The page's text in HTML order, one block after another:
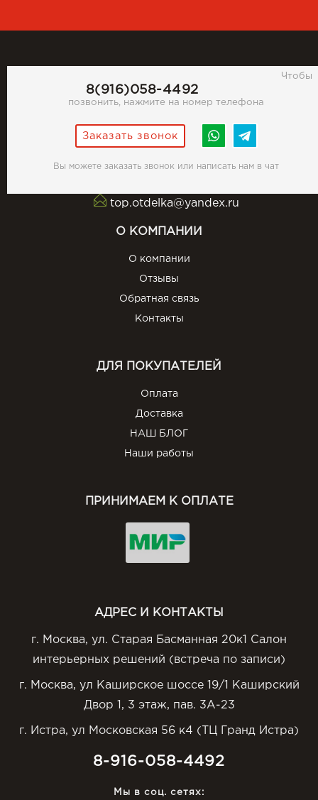
8(916)058-4492
Чтобы
позвонить, нажмите на номер телефона
Заказать звонок
Вы можете заказать звонок или написать нам в чат
top.otdelka@yandex.ru
О КОМПАНИИ
О компании
Отзывы
Обратная связь
Контакты
ДЛЯ ПОКУПАТЕЛЕЙ
Оплата
Доставка
НАШ БЛОГ
Наши работы
ПРИНИМАЕМ К ОПЛАТЕ
АДРЕС И КОНТАКТЫ
г. Москва, ул. Старая Басманная 20к1 Салон
интерьерных решений (встреча по записи)
г. Москва, ул Каширское шоссе 19/1 Каширский
Двор 1, 3 этаж, пав. 3А-23
г. Истра, ул Московская 56 к4 (ТЦ Гранд Истра)
8-916-058-4492
Мы в соц. сетях: